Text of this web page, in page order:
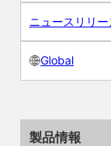
ニュースリリー
Global
製品情報